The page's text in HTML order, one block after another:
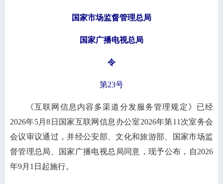
国家市场监督管理总局
国家广播电视总局
令
第23号
《互联网信息内容多渠道分发服务管理规定》已经
2026年5月8日国家互联网信息办公室2026年第11次室务会
会议审议通过，并经公安部、文化和旅游部、国家市场监
督管理总局、国家广播电视总局同意，现予公布，自2026
年9月1日起施行。